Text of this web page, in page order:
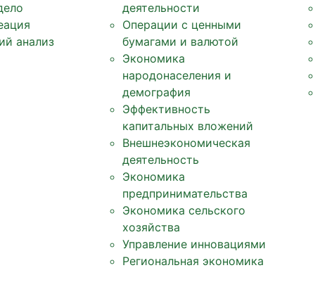
анализ
деятельности
Операции с ценными
бумагами и валютой
Экономика
народонаселения и
демография
Эффективность
капитальных вложений
Внешнеэкономическая
деятельность
Экономика
предпринимательства
Экономика сельского
хозяйства
Управление инновациями
Региональная экономика